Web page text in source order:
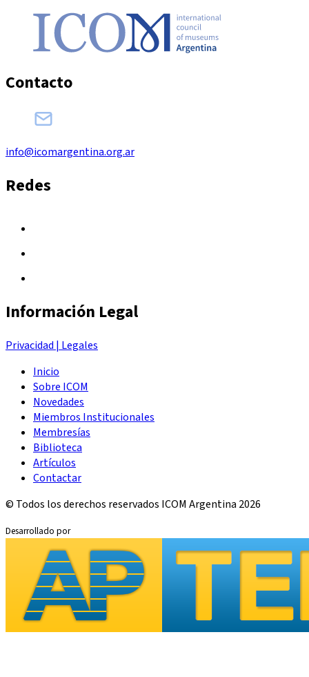
Contacto
info@icomargentina.org.ar
Redes
Información Legal
Privacidad | Legales
Inicio
Sobre ICOM
Novedades
Miembros Institucionales
Membresías
Biblioteca
Artículos
Contactar
© Todos los derechos reservados ICOM Argentina 2026
Desarrollado por